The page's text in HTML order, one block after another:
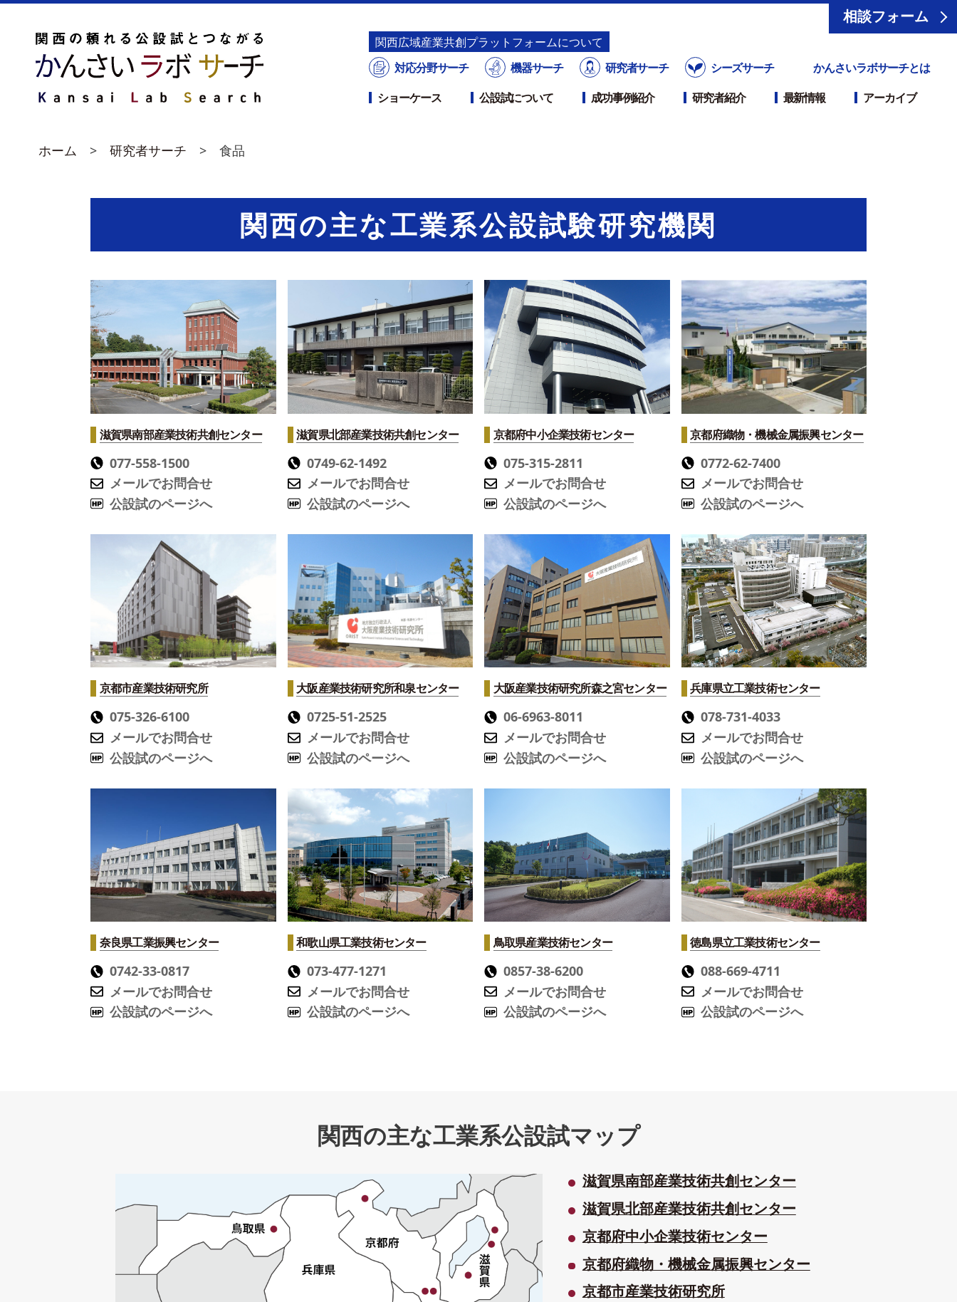
関⻄広域産業共創プラットフォームについて
対応分野サーチ
機器サーチ 研究者サーチ シーズサーチ
かんさいラボサーチとは
ショーケース
公設試について 成功事例紹介 研究者紹介 最新情報 アーカイブ
相談フォーム
ホーム 研究者サーチ 食品
関西の主な工業系公設試験研究機関
滋賀県南部産業技術共創センター
077-558-1500
メールでお問合せ
公設試のページへ
滋賀県北部産業技術共創センター
0749-62-1492
メールでお問合せ
公設試のページへ
京都府中小企業技術センター
075-315-2811
メールでお問合せ
公設試のページへ
京都府織物・機械金属振興センター
0772-62-7400
メールでお問合せ
公設試のページへ
京都市産業技術研究所
075-326-6100
メールでお問合せ
公設試のページへ
大阪産業技術研究所和泉センター
0725-51-2525
メールでお問合せ
公設試のページへ
大阪産業技術研究所森之宮センター
06-6963-8011
メールでお問合せ
公設試のページへ
兵庫県立工業技術センター
078-731-4033
メールでお問合せ
公設試のページへ
奈良県工業振興センター
0742-33-0817
メールでお問合せ
公設試のページへ
和歌山県工業技術センター
073-477-1271
メールでお問合せ
公設試のページへ
鳥取県産業技術センター
0857-38-6200
メールでお問合せ
公設試のページへ
徳島県立工業技術センター
088-669-4711
メールでお問合せ
公設試のページへ
関西の主な工業系公設試マップ
滋賀県南部産業技術共創センター
滋賀県北部産業技術共創センター
京都府中小企業技術センター
京都府織物・機械金属振興センター
京都市産業技術研究所